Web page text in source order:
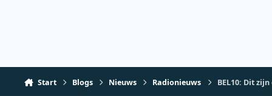
Start Blogs Nieuws Radionieuws BEL10: Dit